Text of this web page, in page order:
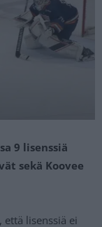
9 lisenssiä
sekä Koovee
lisenssiä ei